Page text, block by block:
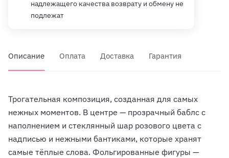
надлежащего качества возврату и обмену не
подлежат
Описание Оплата Доставка Гарантия
Трогательная композиция, созданная для самых
нежных моментов. В центре — прозрачный баблс с
наполнением и стеклянный шар розового цвета с
надписью и нежными бантиками, которые хранят
самые тёплые слова. Фольгированные фигуры —